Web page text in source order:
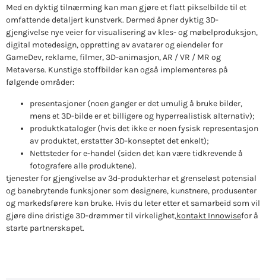
Med en dyktig tilnærming kan man gjøre et flatt pikselbilde til et
omfattende detaljert kunstverk. Dermed åpner dyktig 3D-
gjengivelse nye veier for visualisering av kles- og møbelproduksjon,
digital motedesign, oppretting av avatarer og eiendeler for
GameDev, reklame, filmer, 3D-animasjon, AR / VR / MR og
Metaverse. Kunstige stoffbilder kan også implementeres på
følgende områder:
presentasjoner (noen ganger er det umulig å bruke bilder,
mens et 3D-bilde er et billigere og hyperrealistisk alternativ);
produktkataloger (hvis det ikke er noen fysisk representasjon
av produktet, erstatter 3D-konseptet det enkelt);
Nettsteder for e-handel (siden det kan være tidkrevende å
fotografere alle produktene).
tjenester for gjengivelse av 3d-produkterhar et grenseløst potensial
og banebrytende funksjoner som designere, kunstnere, produsenter
og markedsførere kan bruke. Hvis du leter etter et samarbeid som vil
gjøre dine dristige 3D-drømmer til virkelighet,kontakt Innowisefor å
starte partnerskapet.